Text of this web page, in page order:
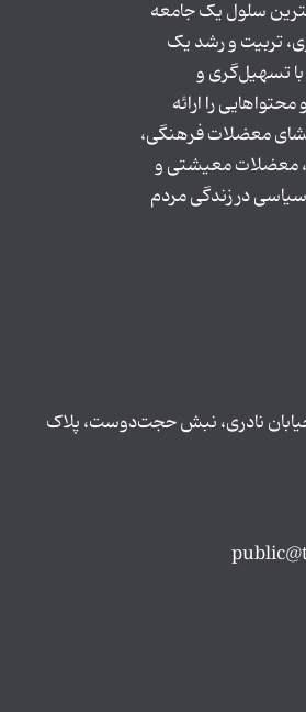
سلول یک جامعه
تربیت و رشد یک
با تسهیل‌گری و
را ارائه
معضلات فرهنگی،
معضلات معیشتی و
در زندگی مردم
خیابان نادری، نبش حجت‌دوست، پلاک